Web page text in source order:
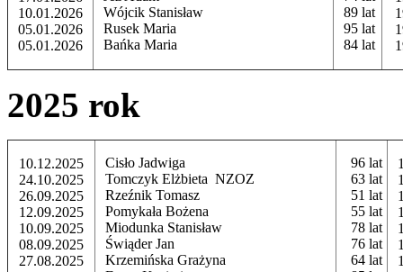
10.01.2026
05.01.2026
05.01.2026
Wójcik Stanisław
Rusek Maria
Bańka Maria
89 lat
95 lat
84 lat
2025 rok
10.12.2025
24.10.2025
26.09.2025
12.09.2025
10.09.2025
08.09.2025
27.08.2025
Cisło Jadwiga
Tomczyk Elżbieta NZOZ
Rzeźnik Tomasz
Pomykała Bożena
Miodunka Stanisław
Świąder Jan
Krzemińska Grażyna
96 lat
63 lat
51 lat
55 lat
78 lat
76 lat
64 lat